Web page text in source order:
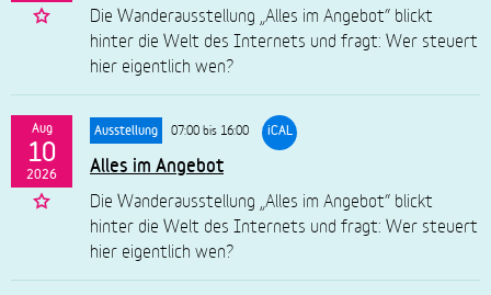
Die Wanderausstellung „Alles im Angebot“ blickt
hinter die Welt des Internets und fragt: Wer steuert
hier eigentlich wen?
Aug
10
2026
Ausstellung 07:00 bis 16:00 iCAL
Alles im Angebot
Die Wanderausstellung „Alles im Angebot“ blickt
hinter die Welt des Internets und fragt: Wer steuert
hier eigentlich wen?